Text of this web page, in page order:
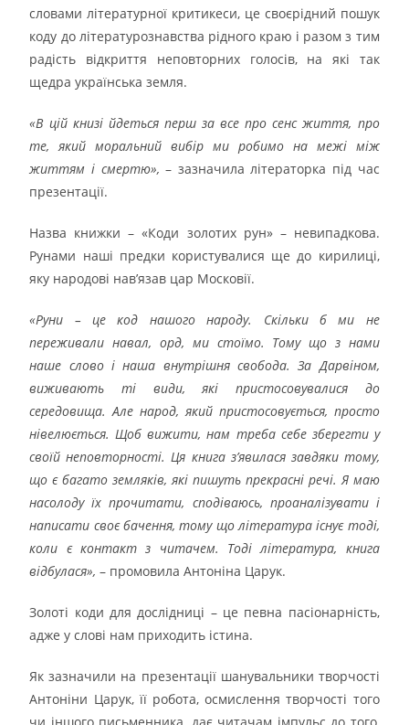
словами літературної критикеси, це своєрідний пошук
коду до літературознавства рідного краю і разом з тим
радість відкриття неповторних голосів, на які так
щедра українська земля.
«В цій книзі йдеться перш за все про сенс життя, про
те, який моральний вибір ми робимо на межі між
життям і смертю», – зазначила літераторка під час
презентації.
Назва книжки – «Коди золотих рун» – невипадкова.
Рунами наші предки користувалися ще до кирилиці,
яку народові нав’язав цар Московії.
«Руни – це код нашого народу. Скільки б ми не
переживали навал, орд, ми стоїмо. Тому що з нами
наше слово і наша внутрішня свобода. За Дарвіном,
виживають ті види, які пристосовувалися до
середовища. Але народ, який пристосовується, просто
нівелюється. Щоб вижити, нам треба себе зберегти у
своїй неповторності. Ця книга з’явилася завдяки тому,
що є багато земляків, які пишуть прекрасні речі. Я маю
насолоду їх прочитати, сподіваюсь, проаналізувати і
написати своє бачення, тому що література існує тоді,
коли є контакт з читачем. Тоді література, книга
відбулася», – промовила Антоніна Царук.
Золоті коди для дослідниці – це певна пасіонарність,
адже у слові нам приходить істина.
Як зазначили на презентації шанувальники творчості
Антоніни Царук, її робота, осмислення творчості того